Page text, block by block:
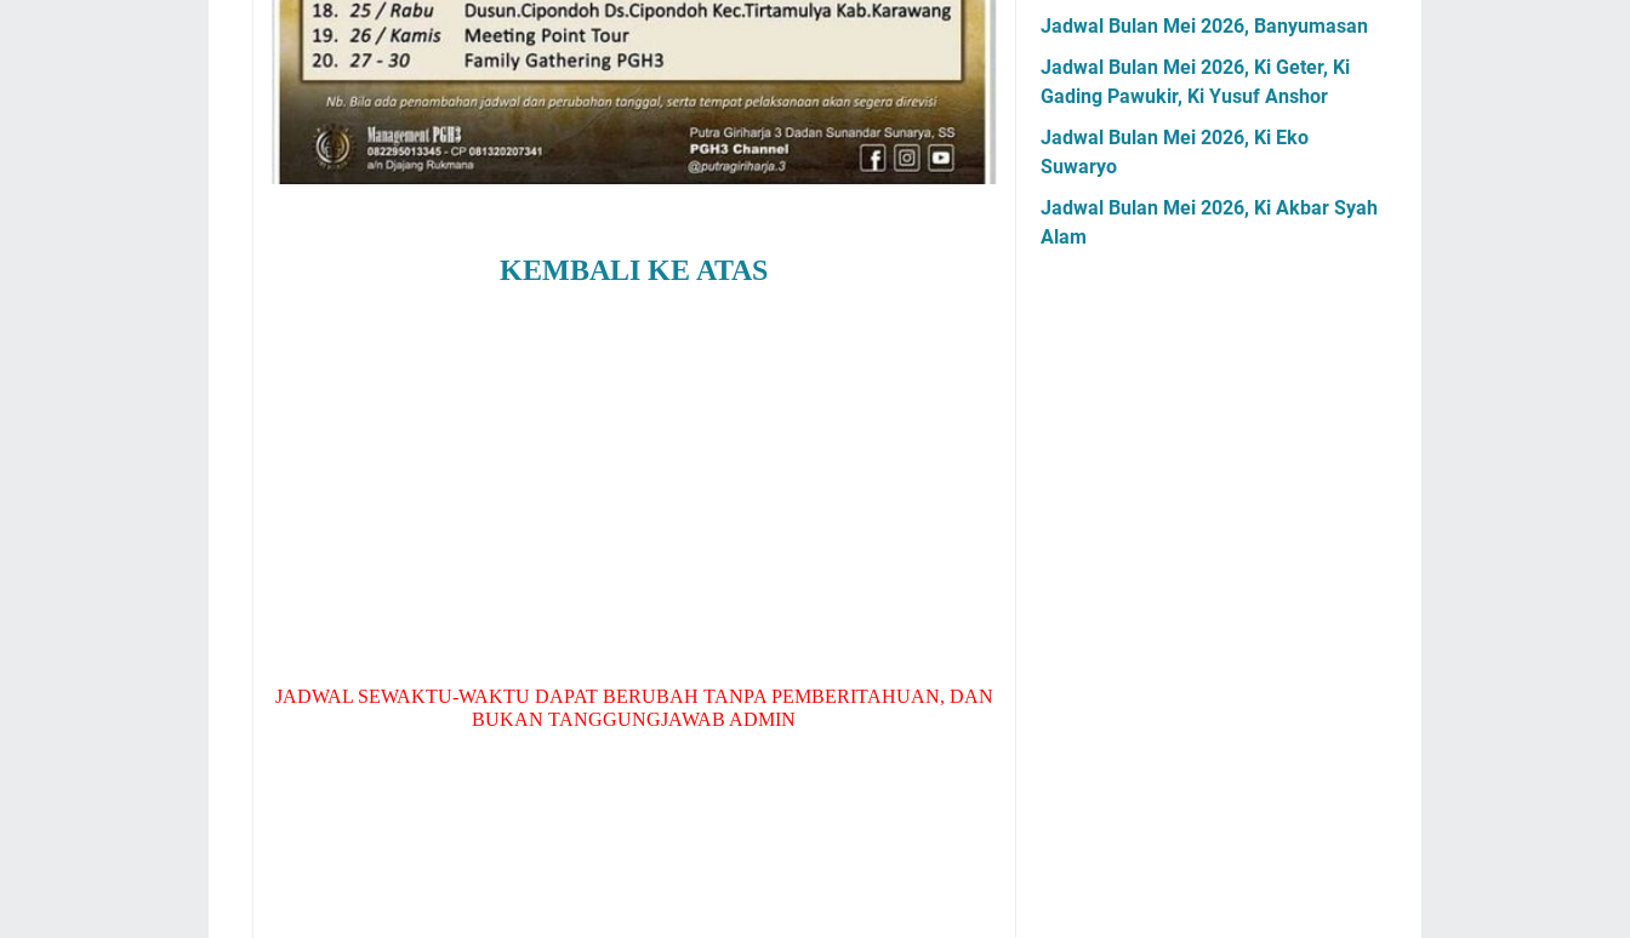
KEMBALI KE ATAS
JADWAL SEWAKTU-WAKTU DAPAT BERUBAH TANPA PEMBERITAHUAN, DAN
BUKAN TANGGUNGJAWAB ADMIN
Jadwal Bulan Mei 2026, Banyumasan
Jadwal Bulan Mei 2026, Ki Geter, Ki
Gading Pawukir, Ki Yusuf Anshor
Jadwal Bulan Mei 2026, Ki Eko
Suwaryo
Jadwal Bulan Mei 2026, Ki Akbar Syah
Alam